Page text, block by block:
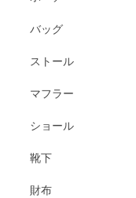
バッグ
ストール
マフラー
ショール
靴下
財布